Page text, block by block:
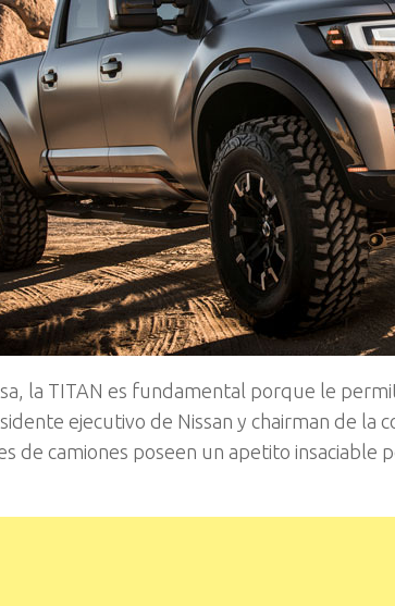
la TITAN es fundamental porque le
ejecutivo de Nissan y chairman de
de camiones poseen un apetito